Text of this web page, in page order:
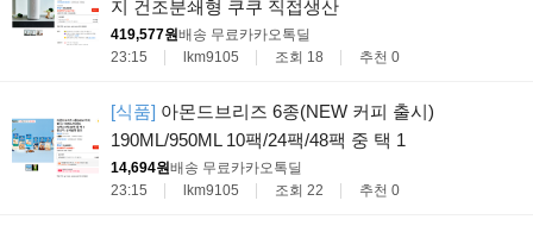
지 건조분쇄형 쿠쿠 직접생산
419,577원배송 무료카카오톡딜
23:15
lkm9105 조회 18 추천 0
[식품] 아몬드브리즈 6종(NEW 커피 출시)
190ML/950ML 10팩/24팩/48팩 중 택 1
14,694원배송 무료카카오톡딜
23:15
lkm9105 조회 22 추천 0